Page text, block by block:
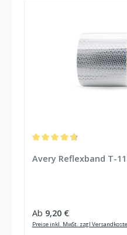
Avery Reflexband T-
Regulärer Preis:
Ab 9,20 €
Preise inkl. MwSt. zzgl